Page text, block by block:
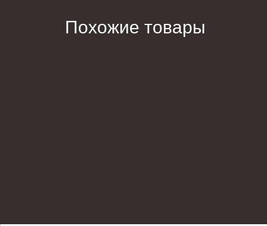
Похожие товары